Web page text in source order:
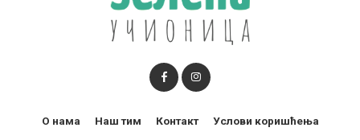
О нама Наш тим Контакт Услови коришћења